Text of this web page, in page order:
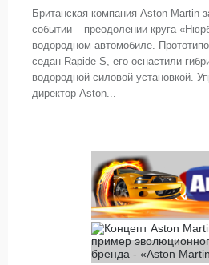
Британская компания Aston Martin
событии – преодолении круга
водородном автомобиле.
седан Rapide S, его оснастили
водородной силовой установкой.
директор Aston...